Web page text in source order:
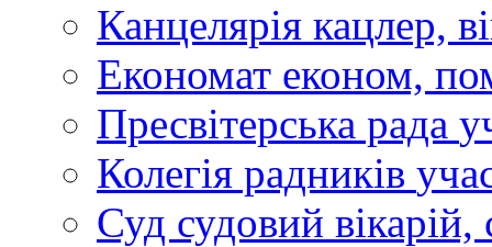
Канцелярія кацлер,
Економат економ,
Пресвітерська рада
Колегія радників
Суд судовий вікарій,